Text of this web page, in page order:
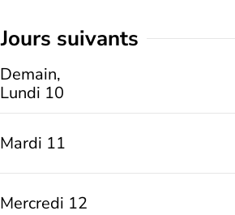
jours suivants
Demain,
Lundi 10
Mardi 11
Mercredi 12